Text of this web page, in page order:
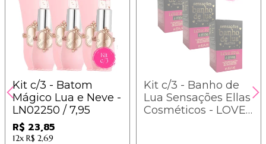
Kit c/3 - Batom
Mágico Lua e Neve -
LN02250 / 7,95
R$ 23,85
12x R$ 2,69
Kit c/3 - Banho de
Lua Sensações Ellas
Cosméticos - LOVE